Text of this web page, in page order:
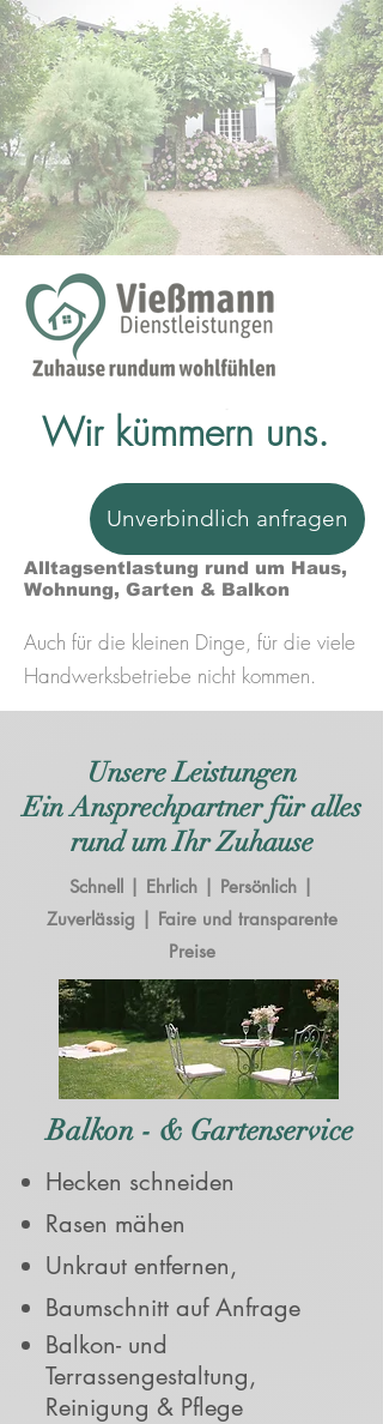
Wir kümmern uns.
Unverbindlich anfragen
Alltagsentlastung rund um Haus,
Wohnung, Garten & Balkon
Auch für die kleinen Dinge, für die viele
Handwerksbetriebe nicht kommen.
Unsere Leistungen
Ein Ansprechpartner für alles
rund um Ihr Zuhause
Schnell | Ehrlich | Persönlich |
Zuverlässig | Faire und transparente
Preise
Balkon - & Gartenservice
Hecken schneiden
Rasen mähen
Unkraut entfernen,
Baumschnitt auf Anfrage
Balkon- und
Terrassengestaltung,
Reinigung & Pflege